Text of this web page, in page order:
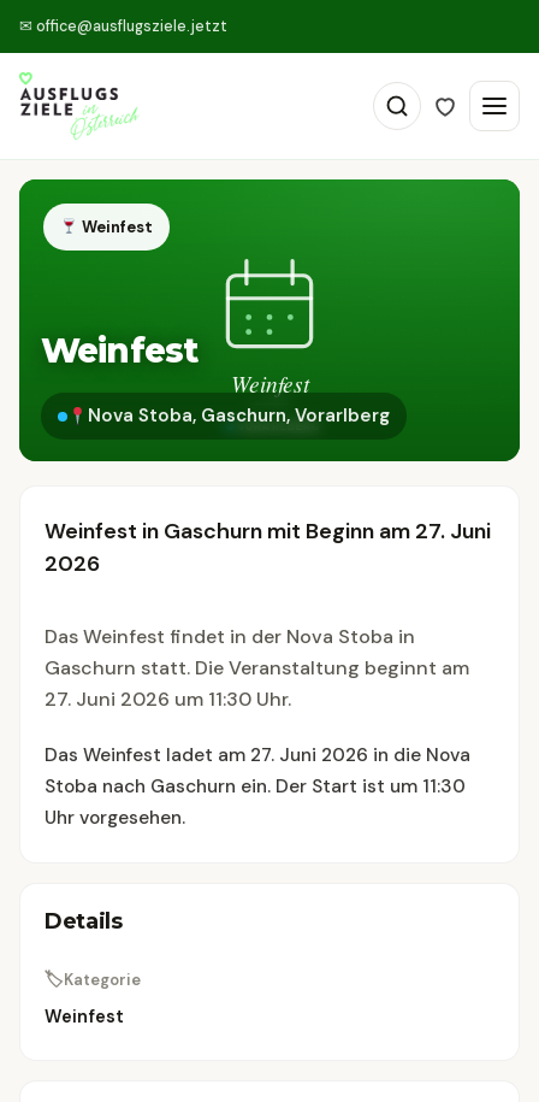
✉ office@ausflugsziele.jetzt
Weinfest
Weinfest
Nova Stoba, Gaschurn, Vorarlberg
Weinfest in Gaschurn mit Beginn am 27. Juni
2026
Das Weinfest findet in der Nova Stoba in
Gaschurn statt. Die Veranstaltung beginnt am
27. Juni 2026 um 11:30 Uhr.
Das Weinfest ladet am 27. Juni 2026 in die Nova
Stoba nach Gaschurn ein. Der Start ist um 11:30
Uhr vorgesehen.
Details
🏷Kategorie
Weinfest